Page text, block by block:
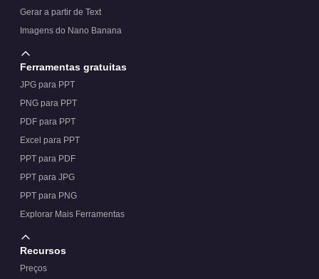
Gerar a partir de Text
Imagens do Nano Banana
Ferramentas gratuitas
JPG para PPT
PNG para PPT
PDF para PPT
Excel para PPT
PPT para PDF
PPT para JPG
PPT para PNG
Explorar Mais Ferramentas
Recursos
Preços